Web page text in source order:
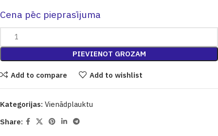
Cena pēc pieprasījuma
PIEVIENOT GROZAM
Add to compare Add to wishlist
Kategorijas: Vienādplauktu
Share: